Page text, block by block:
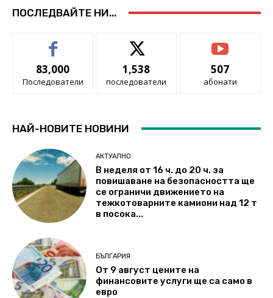
ПОСЛЕДВАЙТЕ НИ...
83,000
Последователи
1,538
последователи
507
абонати
НАЙ-НОВИТЕ НОВИНИ
АКТУАЛНО
В неделя от 16 ч. до 20 ч. за
повишаване на безопасността ще
се ограничи движението на
тежкотоварните камиони над 12 т
в посока...
БЪЛГАРИЯ
От 9 август цените на
финансовите услуги ще са само в
евро